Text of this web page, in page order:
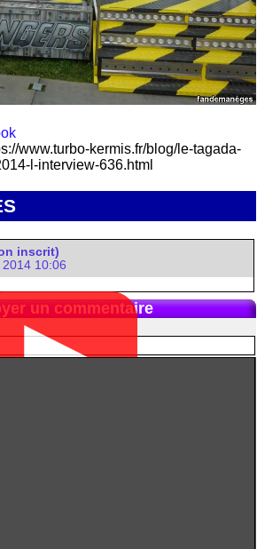
www.turbo-kermis.fr/blog/le-tagada-
l-interview-636.html
inscrit)
10:06
un commentaire